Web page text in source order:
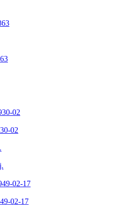
02
02
02-17
02-17